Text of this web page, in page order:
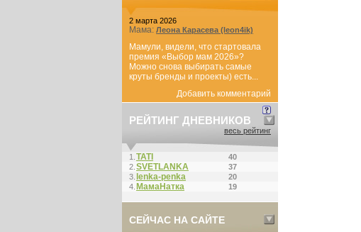
2 марта 2026
Мама: Леона Карасева (leon4ik)
Мамули, видели, что стартовала
премия «Выбор мам 2026»?
Можно снова выбирать самые
круты бренды и проекты) есть...
Добавить комментарий
РЕЙТИНГ ДНЕВНИКОВ
весь рейтинг
1. ТАТI
40
2. SVETLANKA
37
3. lenka-penka
20
4. МамаНатка 19
СЕЙЧАС НА САЙТЕ